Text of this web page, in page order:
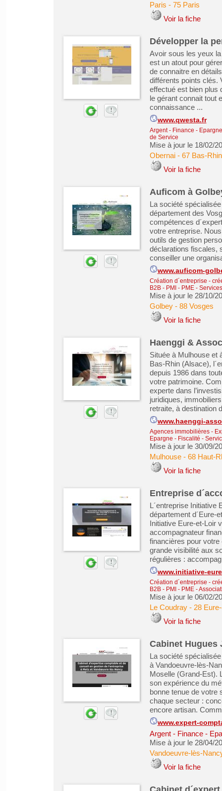
Paris - 75 Paris
Voir la fiche
Développer la
Avoir sous les yeux
est un atout pour
de connaitre en
différents points clés.
effectué est bien plus
le gérant connait tout
connaissance ...
www.qwesta.fr
Argent - Finance -
de Service
Mise à jour le 18/02/
Obernai- 67 Bas-Rhin
Voir la fiche
Auficom à
La société
département des
compétences
votre entreprise.
outils de gestion
déclarations fiscales,
conseiller une
www.auficom-
Création d´entreprise -
B2B - PMI - PME-
Mise à jour le 28/10/
Golbey- 88 Vosges
Voir la fiche
Haenggi &
Située à Mulhouse et
Bas-Rhin (Alsace),
depuis 1986 dans
votre patrimoine.
experte dans
juridiques,
retraite, à destination
www.haenggi-
Agences immobilières -
Epargne - Fiscalité -
Mise à jour le 30/09/
Mulhouse- 68 Haut-
Voir la fiche
Entreprise
L´entreprise Initiative
département d´Eure-
Initiative Eure-et-Loir
accompagnateur
financières pour votre
grande visibilité aux
régulières :
www.initiative-
Création d´entreprise -
B2B - PMI - PME-
Mise à jour le 06/02/
Le Coudray- 28
Voir la fiche
Cabinet Hugues
La société
à Vandoeuvre-lès-
Moselle (Grand-Est).
son expérience du
bonne tenue de votre
chaque secteur :
encore artisan.
www.expert-
Argent - Finance -
Mise à jour le 28/04/
Vandoeuvre-lès-
Voir la fiche